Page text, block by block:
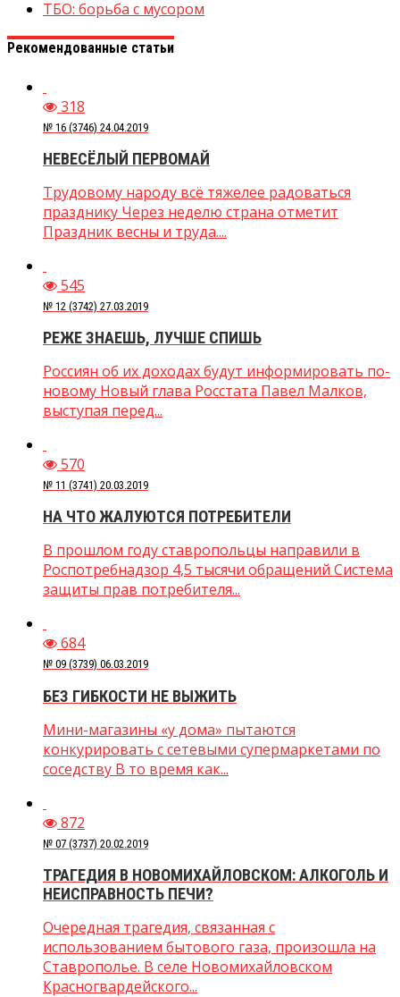
ТБО: борьба с мусором
Рекомендованные статьи
318
№ 16 (3746) 24.04.2019
НЕВЕСЁЛЫЙ ПЕРВОМАЙ
Трудовому народу всё тяжелее радоваться
празднику Через неделю страна отметит
Праздник весны и труда....
545
№ 12 (3742) 27.03.2019
РЕЖЕ ЗНАЕШЬ, ЛУЧШЕ СПИШЬ
Россиян об их доходах будут информировать по-
новому Новый глава Росстата Павел Малков,
выступая перед...
570
№ 11 (3741) 20.03.2019
НА ЧТО ЖАЛУЮТСЯ ПОТРЕБИТЕЛИ
В прошлом году ставропольцы направили в
Роспотребнадзор 4,5 тысячи обращений Система
защиты прав потребителя...
684
№ 09 (3739) 06.03.2019
БЕЗ ГИБКОСТИ НЕ ВЫЖИТЬ
Мини-магазины «у дома» пытаются
конкурировать с сетевыми супермаркетами по
соседству В то время как...
872
№ 07 (3737) 20.02.2019
ТРАГЕДИЯ В НОВОМИХАЙЛОВСКОМ: АЛКОГОЛЬ И
НЕИСПРАВНОСТЬ ПЕЧИ?
Очередная трагедия, связанная с
использованием бытового газа, произошла на
Ставрополье. В селе Новомихайловском
Красногвардейского...